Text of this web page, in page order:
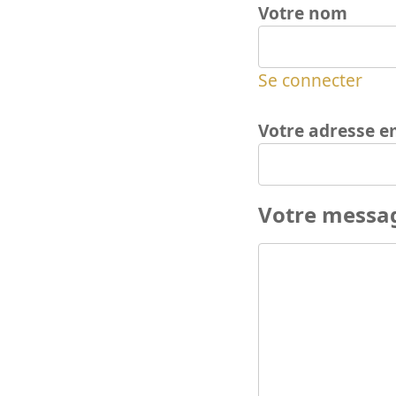
Votre nom
Se connecter
Votre adresse
Votre